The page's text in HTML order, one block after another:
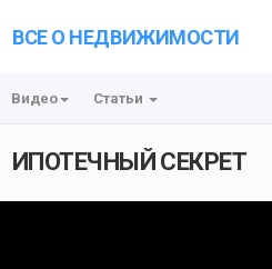
ВСЕ О НЕДВИЖИМОСТИ
Видео Статьи
ИПОТЕЧНЫЙ СЕКРЕТ